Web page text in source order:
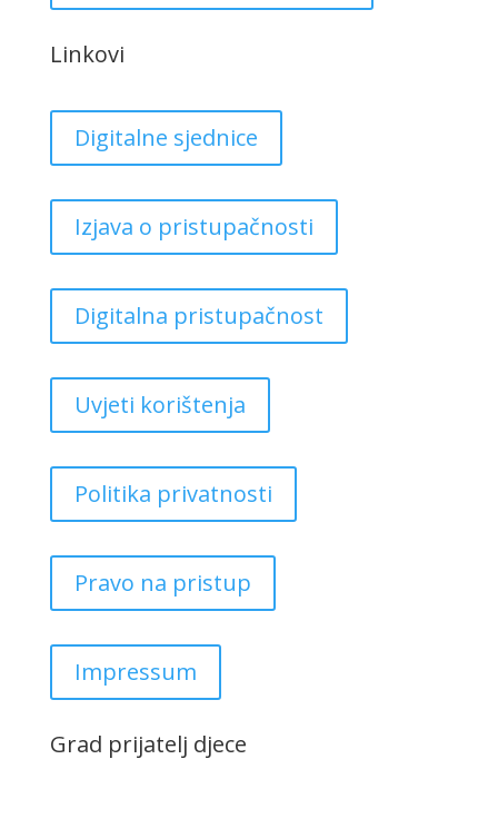
Linkovi
Digitalne sjednice
Izjava o pristupačnosti
Digitalna pristupačnost
Uvjeti korištenja
Politika privatnosti
Pravo na pristup
Impressum
Grad prijatelj djece